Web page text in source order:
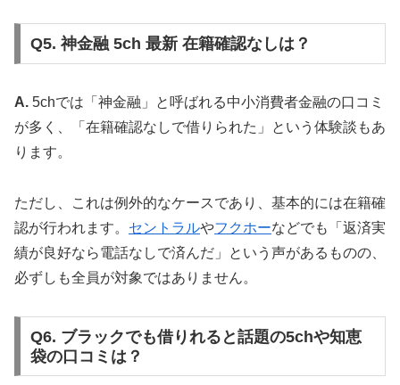
Q5. 神金融 5ch 最新 在籍確認なしは？
A. 5chでは「神金融」と呼ばれる中小消費者金融の口コミ
が多く、「在籍確認なしで借りられた」という体験談もあ
ります。
ただし、これは例外的なケースであり、基本的には在籍確
認が行われます。 セントラルやフクホーなどでも「返済実
績が良好なら電話なしで済んだ」という声があるものの、
必ずしも全員が対象ではありません。
Q6. ブラックでも借りれると話題の5chや知恵
袋の口コミは？